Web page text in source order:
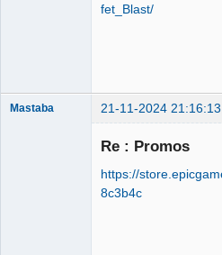
OPTIJANCOMATIQUEfet_Blast/
Mastaba 21-11-2024 21:16:13
OPTIJANCOMATIQUE
Re : Promos
https://
8c3b4c